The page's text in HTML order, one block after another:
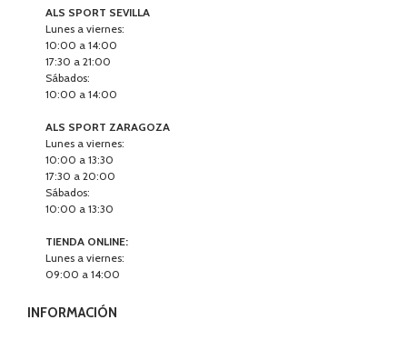
ALS SPORT SEVILLA
Lunes a viernes:
10:00 a 14:00
17:30 a 21:00
Sábados:
10:00 a 14:00
ALS SPORT ZARAGOZA
Lunes a viernes:
10:00 a 13:30
17:30 a 20:00
Sábados:
10:00 a 13:30
TIENDA ONLINE:
Lunes a viernes:
09:00 a 14:00
INFORMACIÓN